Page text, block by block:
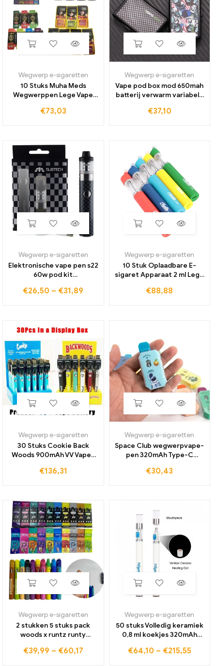
Wegwerp e-sigaretten
10 Stuks Muha Meds
Wegwerppen Lege Vape
Cartridge 320 Mah Batterij
€73,03
Wegwerp e-sigaretten
Vape pod box mod 650mah
batterij verwarm variabele
met magnetische adapter
€37,10
Wegwerp e-sigaretten
Elektronische vape pen s22
60w pod kit
1800mah batterij 2ml tank
€26,50 – €31,89
Wegwerp e-sigaretten
10 Stuk Oplaadbare E-
sigaret Apparaat 2 ml Lege
Cartridges Pod 650 mAh
€88,88
Wegwerp e-sigaretten
30 Stuks Cookie Back
Woods 900mAh VV Vapes
spanning instelbaar met
€136,31
Wegwerp e-sigaretten
Space Club wegwerpvape-
pen 320mAh Type-C
keramische spoel e-
€30,43
Wegwerp e-sigaretten
2 stukken 5 stuks pack
woods x runtz runty
1ml e sigaretten leeg
€39,99 – €60,17
Wegwerp e-sigaretten
50 stuks Volledig keramiek
0,8 ml koekjes 320mAh
oplaadbare
€64,10 – €215,55